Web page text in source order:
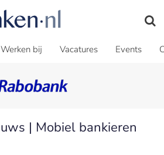
Werken bij Vacatures Events
| Mobiel bankieren